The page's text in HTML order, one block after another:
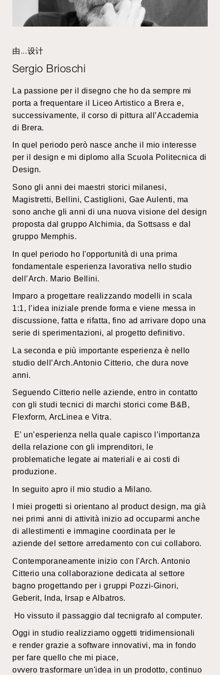
由...设计
Sergio Brioschi
La passione per il disegno che ho da sempre mi
porta a frequentare il Liceo Artistico a Brera e,
successivamente, il corso di pittura all’Accademia
di Brera.
In quel periodo però nasce anche il mio interesse
per il design e mi diplomo alla Scuola Politecnica di
Design.
Sono gli anni dei maestri storici milanesi,
Magistretti, Bellini, Castiglioni, Gae Aulenti, ma
sono anche gli anni di una nuova visione del design
proposta dal gruppo Alchimia, da Sottsass e dal
gruppo Memphis.
In quel periodo ho l'opportunità di una prima
fondamentale esperienza lavorativa nello studio
dell’Arch. Mario Bellini.
Imparo a progettare realizzando modelli in scala
1:1, l’idea iniziale prende forma e viene messa in
discussione, fatta e rifatta, fino ad arrivare dopo una
serie di sperimentazioni, al progetto definitivo.
La seconda e più importante esperienza è nello
studio dell’Arch.Antonio Citterio, che dura nove
anni.
Seguendo Citterio nelle aziende, entro in contatto
con gli studi tecnici di marchi storici come B&B,
Flexform, ArcLinea e Vitra.
E’ un’esperienza nella quale capisco l’importanza
della relazione con gli imprenditori, le
problematiche legate ai materiali e ai costi di
produzione.
In seguito apro il mio studio a Milano.
I miei progetti si orientano al product design, ma già
nei primi anni di attività inizio ad occuparmi anche
di allestimenti e immagine coordinata per le
aziende del settore arredamento con cui collaboro.
Contemporaneamente inizio con l'Arch. Antonio
Citterio una collaborazione dedicata al settore
bagno progettando per i gruppi Pozzi-Ginori,
Geberit, Inda, Irsap e Albatros.
Ho vissuto il passaggio dal tecnigrafo al computer.
Oggi in studio realizziamo oggetti tridimensionali
e render grazie a software innovativi, ma in fondo
per fare quello che mi piace,
ovvero trasformare un'idea in un prodotto, continuo